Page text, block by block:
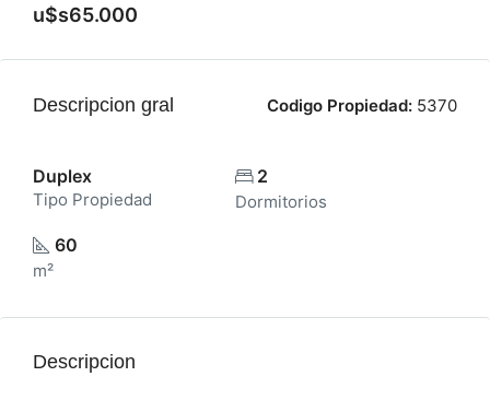
u$s65.000
Descripcion gral Codigo Propiedad: 5370
Duplex
Tipo Propiedad
2
Dormitorios
60
m²
Descripcion